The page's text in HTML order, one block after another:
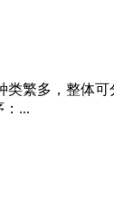
繁多，整体可
...